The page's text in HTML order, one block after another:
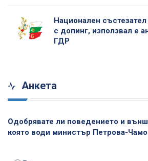
Национален
с допинг, използвал е
ГДР
Анкета
Одобрявате ли поведението и
която води министър Петрова-